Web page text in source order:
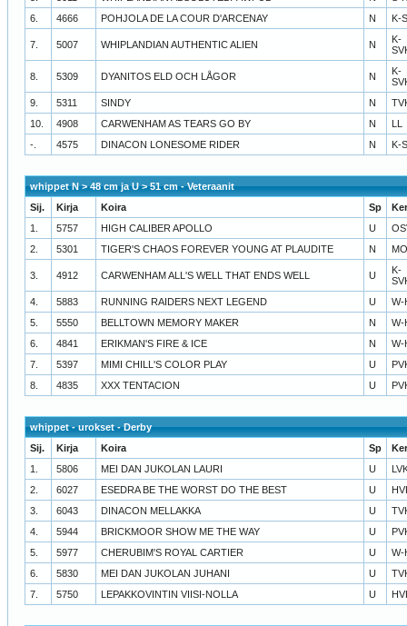
6.
4666 POHJOLA DE LA COUR D'ARCENAY N K-
7. 5007 WHIPLANDIAN AUTHENTIC ALIEN N
K-
8. 5309 DYANITOS ELD OCH LÅGOR N
K-
9.
5311 SINDY N
10.
4908 CARWENHAM AS TEARS GO BY N
LL
-.
4575 DINACON LONESOME RIDER N K-
whippet N > 48 cm ja U > 51 cm - Veteraanit
Sij.
Kirja Koira Sp
1.
5757 HIGH CALIBER APOLLO U
2.
5301 TIGER'S CHAOS FOREVER YOUNG AT PLAUDITE N
3. 4912 CARWENHAM ALL'S WELL THAT ENDS WELL U
K-
4.
5883 RUNNING RAIDERS NEXT LEGEND U
W-
5.
5550 BELLTOWN MEMORY MAKER N
W-
6.
4841 ERIKMAN'S FIRE & ICE N
W-
7.
5397 MIMI CHILL'S COLOR PLAY U
8.
4835 XXX TENTACION U
whippet - urokset - Derby
Sij.
Kirja Koira Sp
1.
5806 MEI DAN JUKOLAN LAURI U
2.
6027 ESEDRA BE THE WORST DO THE BEST U
3.
6043 DINACON MELLAKKA U
4.
5944 BRICKMOOR SHOW ME THE WAY U
5.
5977 CHERUBIM'S ROYAL CARTIER U
W-
6.
5830 MEI DAN JUKOLAN JUHANI U
7.
5750 LEPAKKOVINTIN VIISI-NOLLA U